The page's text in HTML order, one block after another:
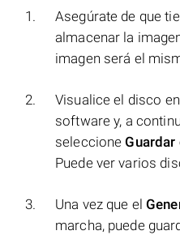
Asegúrate de que
almacenar la
imagen será el
Visualice el disco
software y, a
seleccioneGuardar
Puede ver varios
Una vez que el
marcha, puede